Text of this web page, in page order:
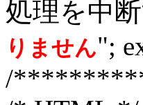
処理を中
りません";
/